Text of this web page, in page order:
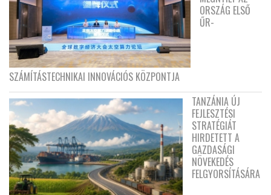
ORSZÁG ELSŐ
ŰR-
SZÁMÍTÁSTECHNIKAI INNOVÁCIÓS KÖZPONTJA
TANZÁNIA ÚJ
FEJLESZTÉSI
STRATÉGIÁT
HIRDETETT A
GAZDASÁGI
NÖVEKEDÉS
FELGYORSÍTÁSÁRA